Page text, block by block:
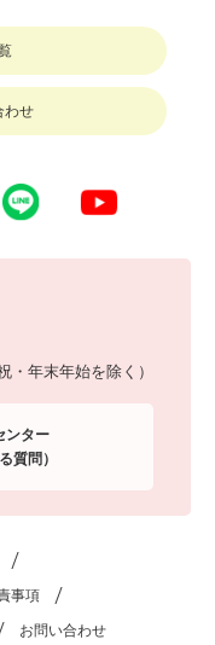
わせ
・年末年始を除く）
ンター
質問）
事項
お問い合わせ